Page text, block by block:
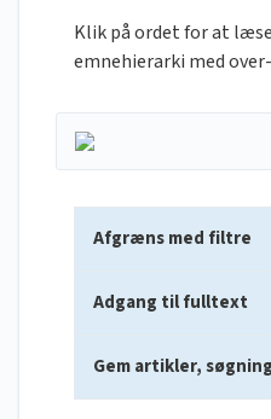
Klik på ordet for at
emnehierarki med
Afgræns med filtre
Adgang til fulltext
Gem artikler,